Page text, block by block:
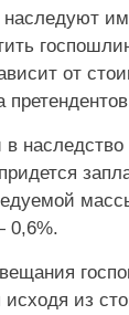
от
наследство
0,6%.
исходя из